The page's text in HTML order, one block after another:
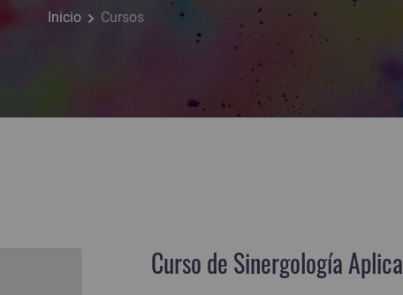
Inicio Cursos
Curso de Sinergología